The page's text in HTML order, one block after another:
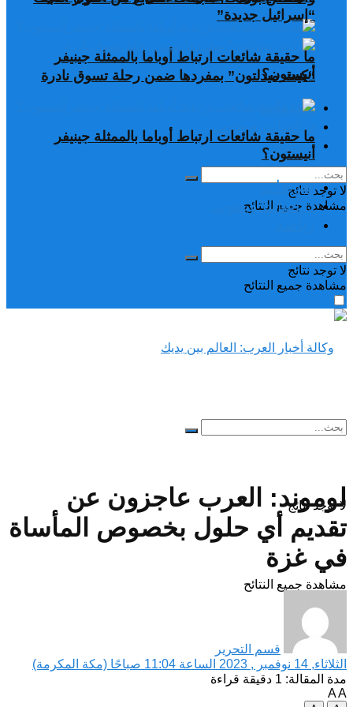
ما حقيقة شائعات ارتباط أوباما بالممثلة جينيفر
أنيستون؟
تغريدات
دراسات وبحوث
رياضة
لا توجد نتائج
مشاهدة جميع النتائح
“إسرائيل جديدة”
“كيت ميدلتون” بمفردها ضمن رحلة تسوق نادرة
ما حقيقة شائعات ارتباط أوباما بالممثلة جينيفر
أنيستون؟
تغريدات
دراسات وبحوث
لا توجد نتائج
مشاهدة جميع النتائح
لا توجد نتائج
مشاهدة جميع النتائح
لوموند: العرب عاجزون عن
تقديم أي حلول بخصوص المأساة
في غزة
قسم التحرير
الثلاثاء, 14 نوفمبر , 2023 الساعة 11:04 صباحًا (مكة المكرمة)
مدة المقالة: 1 دقيقة قراءة
AA